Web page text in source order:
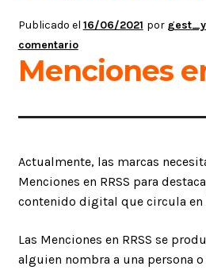
Publicado el 16/06/2021 por
comentario
Menciones
Actualmente, las marcas
Menciones en RRSS para
contenido digital que circula en
Las Menciones en RRSS se
alguien nombra a una persona